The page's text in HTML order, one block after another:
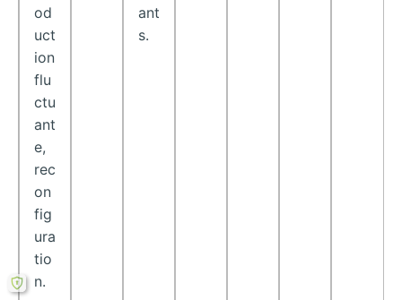
od
uct
ion
flu
ctu
ant
e,
rec
on
fig
ura
tio
n.
ant
s.